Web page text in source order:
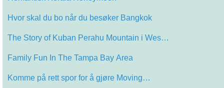
Hvor skal du bo når du besøker Bangkok
The Story of Kuban Perahu Mountain i Wes…
Family Fun In The Tampa Bay Area
Komme på rett spor for å gjøre Moving…